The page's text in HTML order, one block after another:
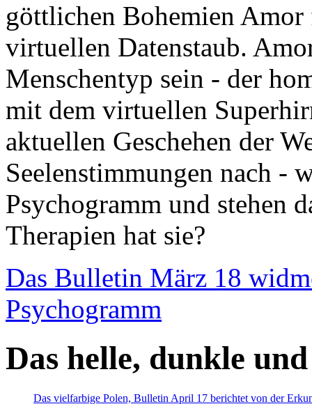
göttlichen Bohemien
virtuellen Datenstaub.
Menschentyp sein - der
mit dem virtuellen
aktuellen Geschehen der
Seelenstimmungen nach -
Psychogramm und stehen
Therapien hat sie?
Das Bulletin März 18
Psychogramm
Das helle, dunkle
Das vielfarbige Polen, Bulletin April 17 berichtet von der